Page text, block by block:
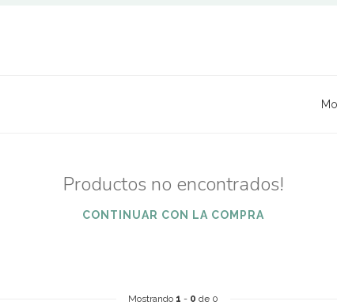
Productos no encontrados!
CONTINUAR CON LA COMPRA
Mostrando 1 - 0 de 0